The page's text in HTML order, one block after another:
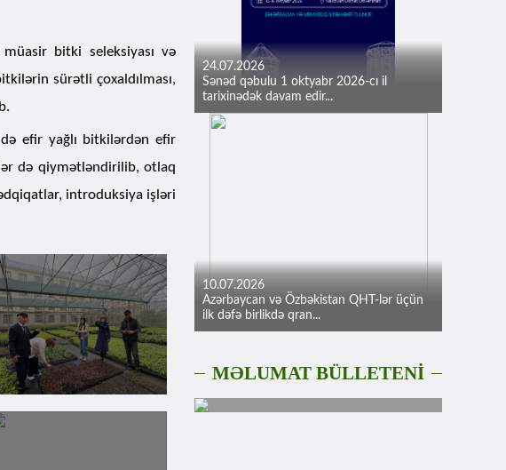
bitki seleksiyası və
sürətli çoxaldılması,
efir yağlı bitkilərdən efir
də qiymətləndirilib, otlaq
introduksiya işləri
24.07.2026
Sənəd qəbulu 1 oktyabr 2026-cı il
tarixinədək davam edir...
10.07.2026
Azərbaycan və Özbəkistan QHT-lər üçün
ilk dəfə birlikdə qran...
MƏLUMAT BÜLLETENİ